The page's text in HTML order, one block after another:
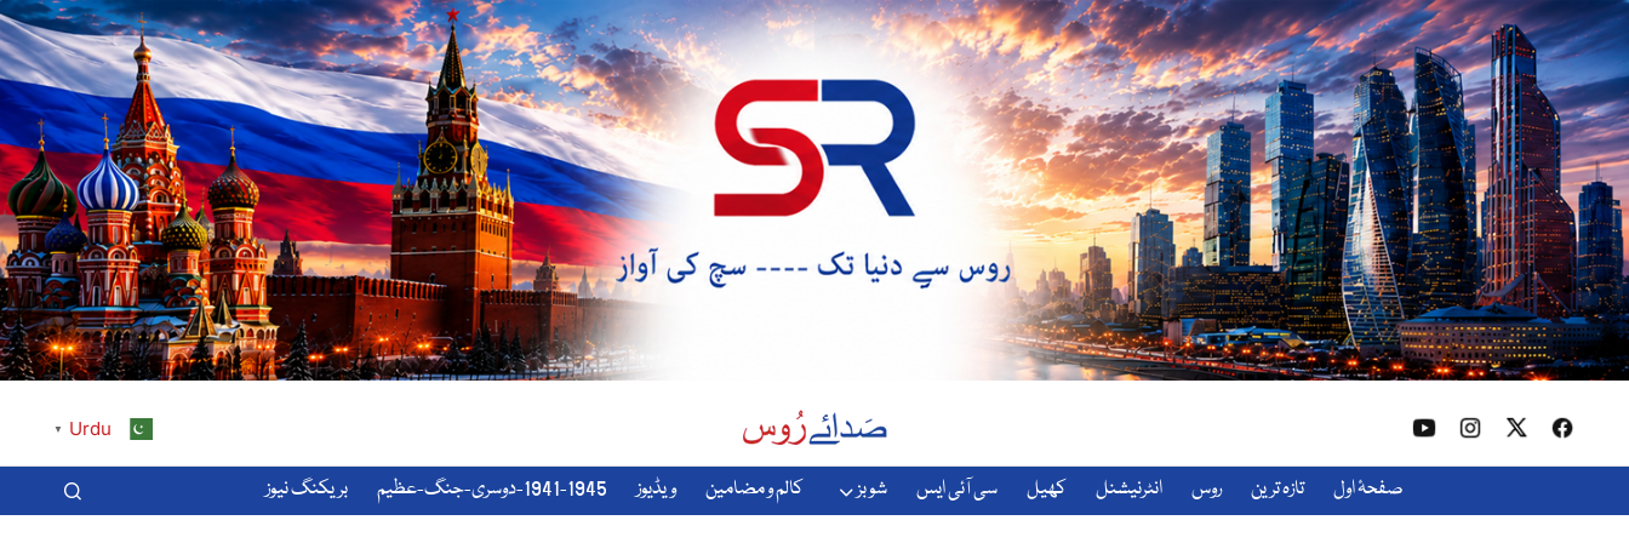
Urdu
▼
صفحۂ اول تازہ ترین روس انٹرنیشنل کھیل سی آئی ایس شوبز کالم و مضامین ویڈیوز 1941-1945-دوسری-جنگ-عظیم بریکنگ نیوز